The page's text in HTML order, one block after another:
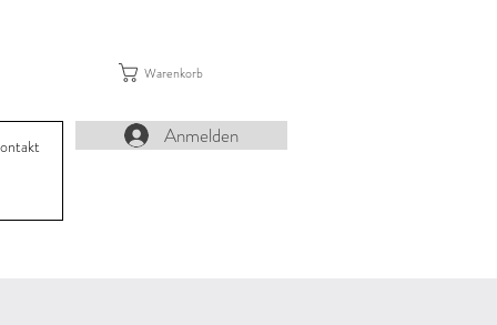
Warenkorb
Anmelden